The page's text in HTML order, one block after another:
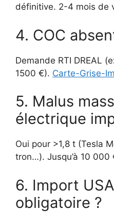
définitive. 2-4 mois de
4. COC
Demande RTI DREAL
1500 €). Carte-Grise-
5. Malus
électrique
Oui pour >1,8 t (Tesla
tron…). Jusqu’à 10 000
6. Import
obligatoire ?